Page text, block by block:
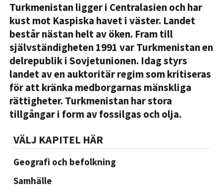
Turkmenistan ligger i Centralasien och har
kust mot Kaspiska havet i väster. Landet
består nästan helt av öken. Fram till
självständigheten 1991 var Turkmenistan en
delrepublik i Sovjetunionen. Idag styrs
landet av en auktoritär regim som kritiseras
för att kränka medborgarnas mänskliga
rättigheter. Turkmenistan har stora
tillgångar i form av fossilgas och olja.
VÄLJ KAPITEL HÄR
Geografi och befolkning
Samhälle